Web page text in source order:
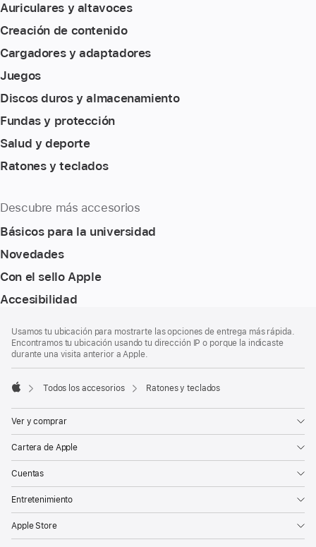
Auriculares y altavoces
Creación de contenido
Cargadores y adaptadores
Juegos
Discos duros y almacenamiento
Fundas y protección
Salud y deporte
Ratones y teclados
Descubre más accesorios
Básicos para la universidad
Novedades
Con el sello Apple
Accesibilidad
a
pie
de
página
al
pie
Usamos tu ubicación para mostrarte las opciones de entrega más rápida.
Encontramos tu ubicación usando tu dirección IP o porque la indicaste
durante una visita anterior a Apple.
Todos los accesorios Ratones y teclados
Ver y comprar
Cartera de Apple
Cuentas
Entretenimiento
Apple Store